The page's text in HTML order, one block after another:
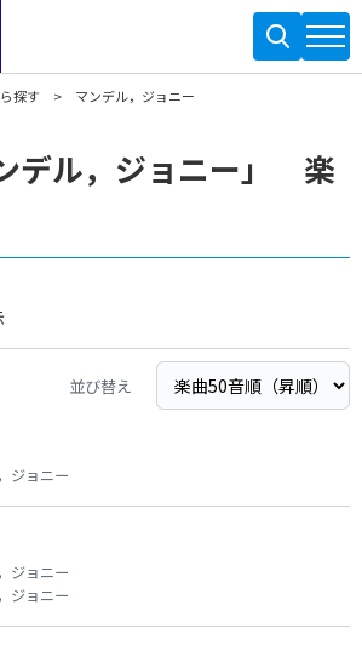
探す マンデル，ジョニー
デル，ジョニー」 楽
並び替え
ジョニー
ジョニー
ジョニー